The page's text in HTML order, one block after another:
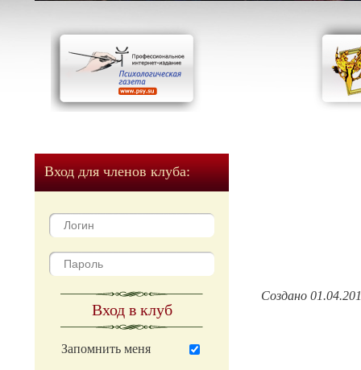
Вход для членов клуба:
Вход в клуб
Запомнить меня
Создано